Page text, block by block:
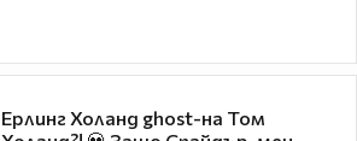
Ерлинг Холанд ghost-на Том